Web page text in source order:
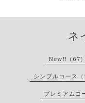
ネ
New!!（67）
シンプルコース（
プレミアムコ